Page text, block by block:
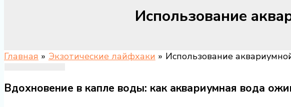
Использование
Главная Экзотические лайфхаки Использование
Вдохновение в капле воды: как аквариумная вода